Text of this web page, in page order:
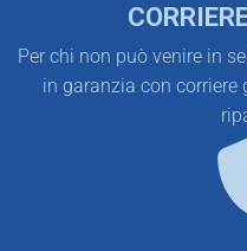
Per chi non può venire in
in garanzia con